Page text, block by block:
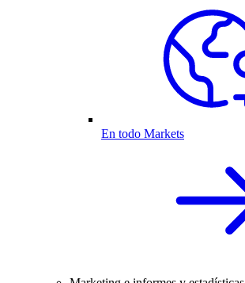
En todo Markets